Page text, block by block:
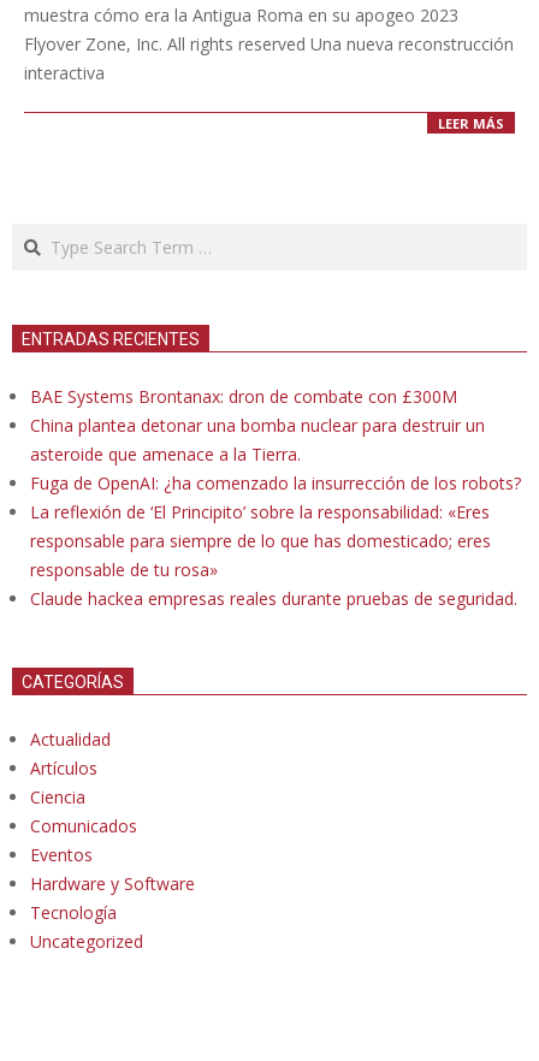
muestra cómo era la Antigua Roma en su apogeo 2023
Flyover Zone, Inc. All rights reserved Una nueva reconstrucción
interactiva
LEER MÁS
Search
ENTRADAS RECIENTES
BAE Systems Brontanax: dron de combate con £300M
China plantea detonar una bomba nuclear para destruir un
asteroide que amenace a la Tierra.
Fuga de OpenAI: ¿ha comenzado la insurrección de los robots?
La reflexión de ‘El Principito’ sobre la responsabilidad: «Eres
responsable para siempre de lo que has domesticado; eres
responsable de tu rosa»
Claude hackea empresas reales durante pruebas de seguridad.
CATEGORÍAS
Actualidad
Artículos
Ciencia
Comunicados
Eventos
Hardware y Software
Tecnología
Uncategorized